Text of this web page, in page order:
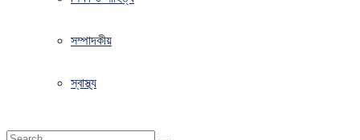
সম্পাদকীয়
স্বাস্থ্য